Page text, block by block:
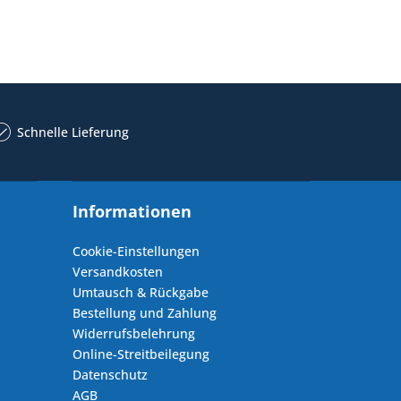
Schnelle Lieferung
Informationen
Cookie-Einstellungen
Versandkosten
Umtausch & Rückgabe
Bestellung und Zahlung
Widerrufsbelehrung
Online-Streitbeilegung
Datenschutz
AGB